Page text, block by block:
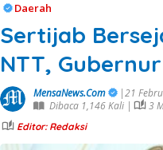
Daerah
Sertijab
NTT,
MensaNews.Com
|21
Dibaca 1,146 Kali |
3
Editor: Redaksi